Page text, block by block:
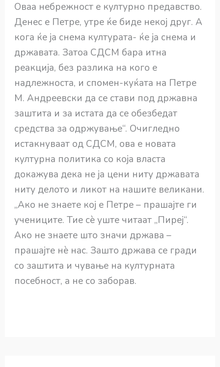
Оваа небрежност е културно предавство.
Денес е Петре, утре ќе биде некој друг. А
кога ќе ја снема културата- ќе ја снема и
државата. Затоа СДСМ бара итна
реакција, без разлика на кого е
надлежноста, и спомен-куќата на Петре
М. Андреевски да се стави под државна
заштита и за истата да се обезбедат
средства за одржување“. Очигледно
истакнуваат од СДСМ, ова е новата
културна политика со која власта
докажува дека не ја цени ниту државата
ниту делото и ликот на нашите великани.
„Ако не знаете кој е Петре – прашајте ги
учениците. Тие сè уште читаат „Пиреј“.
Ако не знаете што значи држава –
прашајте нè нас. Зашто држава се гради
со заштита и чување на културната
посебност, а не со заборав.